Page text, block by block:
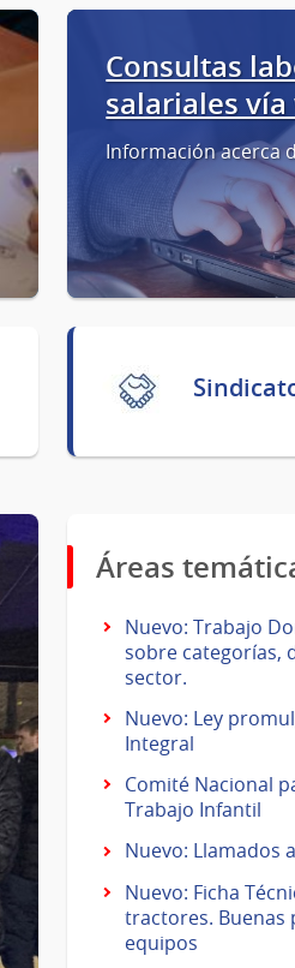
Consultas
salariales
Información acerca
Áreas
Nuevo: Trabajo
sobre categorías,
sector.
Nuevo: Ley
Integral
Comité Nacional
Trabajo Infantil
Nuevo: Llamados
Nuevo: Ficha
tractores. Buenas
equipos